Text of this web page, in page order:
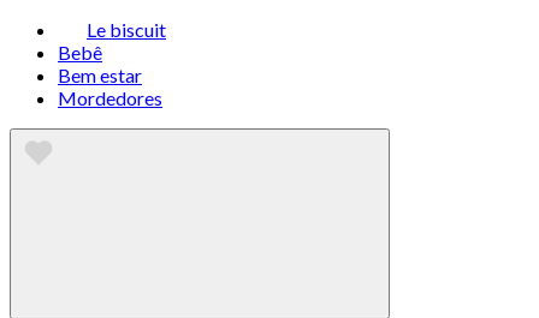
Le biscuit
Bebê
Bem estar
Mordedores